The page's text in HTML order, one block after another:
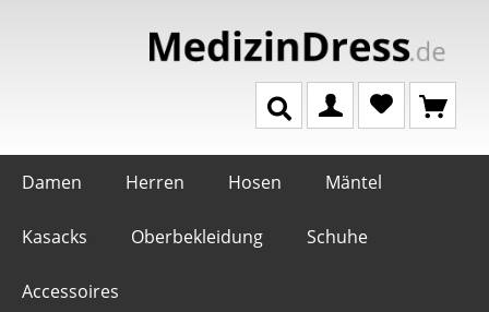
Damen Herren Hosen Mäntel
Kasacks Oberbekleidung Schuhe
Accessoires